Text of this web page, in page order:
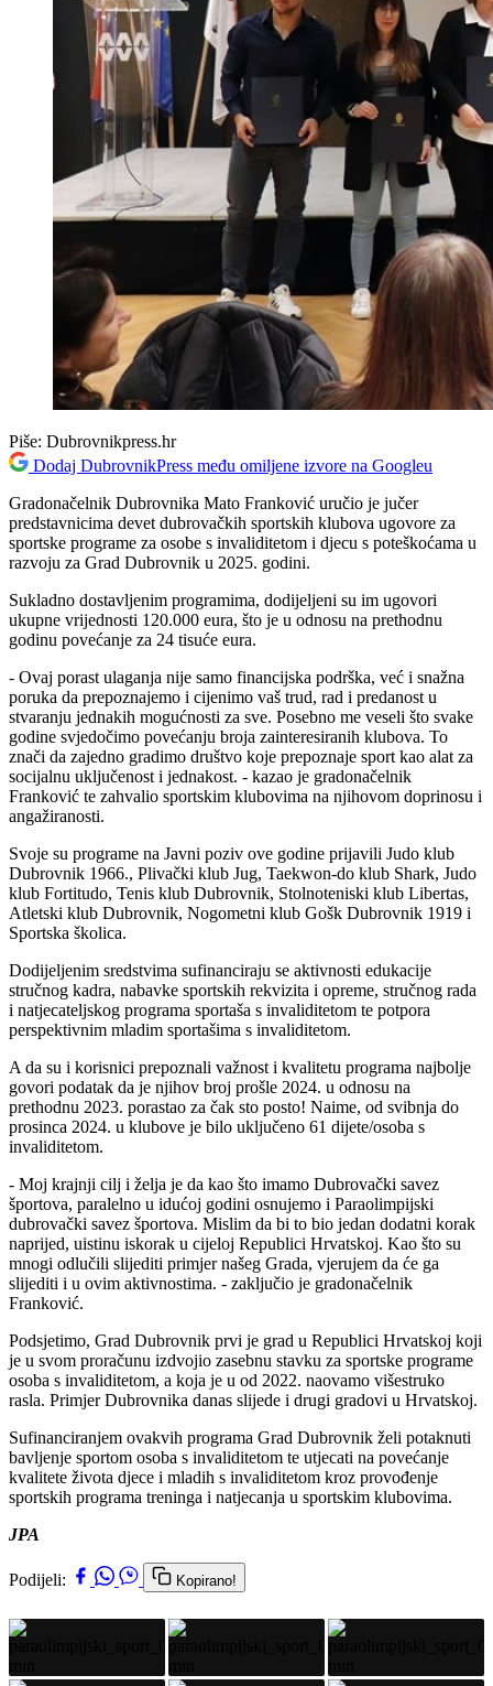
Piše: Dubrovnikpress.hr
Dodaj DubrovnikPress među omiljene izvore na Googleu
Gradonačelnik Dubrovnika Mato Franković uručio je jučer
predstavnicima devet dubrovačkih sportskih klubova ugovore za
sportske programe za osobe s invaliditetom i djecu s poteškoćama u
razvoju za Grad Dubrovnik u 2025. godini.
Sukladno dostavljenim programima, dodijeljeni su im ugovori
ukupne vrijednosti 120.000 eura, što je u odnosu na prethodnu
godinu povećanje za 24 tisuće eura.
- Ovaj porast ulaganja nije samo financijska podrška, već i snažna
poruka da prepoznajemo i cijenimo vaš trud, rad i predanost u
stvaranju jednakih mogućnosti za sve. Posebno me veseli što svake
godine svjedočimo povećanju broja zainteresiranih klubova. To
znači da zajedno gradimo društvo koje prepoznaje sport kao alat za
socijalnu uključenost i jednakost. - kazao je gradonačelnik
Franković te zahvalio sportskim klubovima na njihovom doprinosu i
angažiranosti.
Svoje su programe na Javni poziv ove godine prijavili Judo klub
Dubrovnik 1966., Plivački klub Jug, Taekwon-do klub Shark, Judo
klub Fortitudo, Tenis klub Dubrovnik, Stolnoteniski klub Libertas,
Atletski klub Dubrovnik, Nogometni klub Gošk Dubrovnik 1919 i
Sportska školica.
Dodijeljenim sredstvima sufinanciraju se aktivnosti edukacije
stručnog kadra, nabavke sportskih rekvizita i opreme, stručnog rada
i natjecateljskog programa sportaša s invaliditetom te potpora
perspektivnim mladim sportašima s invaliditetom.
A da su i korisnici prepoznali važnost i kvalitetu programa najbolje
govori podatak da je njihov broj prošle 2024. u odnosu na
prethodnu 2023. porastao za čak sto posto! Naime, od svibnja do
prosinca 2024. u klubove je bilo uključeno 61 dijete/osoba s
invaliditetom.
- Moj krajnji cilj i želja je da kao što imamo Dubrovački savez
športova, paralelno u idućoj godini osnujemo i Paraolimpijski
dubrovački savez športova. Mislim da bi to bio jedan dodatni korak
naprijed, uistinu iskorak u cijeloj Republici Hrvatskoj. Kao što su
mnogi odlučili slijediti primjer našeg Grada, vjerujem da će ga
slijediti i u ovim aktivnostima. - zaključio je gradonačelnik
Franković.
Podsjetimo, Grad Dubrovnik prvi je grad u Republici Hrvatskoj koji
je u svom proračunu izdvojio zasebnu stavku za sportske programe
osoba s invaliditetom, a koja je u od 2022. naovamo višestruko
rasla. Primjer Dubrovnika danas slijede i drugi gradovi u Hrvatskoj.
Sufinanciranjem ovakvih programa Grad Dubrovnik želi potaknuti
bavljenje sportom osoba s invaliditetom te utjecati na povećanje
kvalitete života djece i mladih s invaliditetom kroz provođenje
sportskih programa treninga i natjecanja u sportskim klubovima.
JPA
Podijeli: Kopirano!